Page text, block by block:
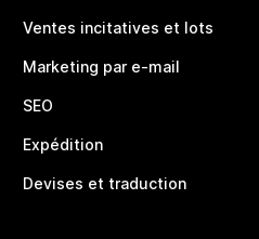
Ventes incitatives et lots
Marketing par e-mail
SEO
Expédition
Devises et traduction